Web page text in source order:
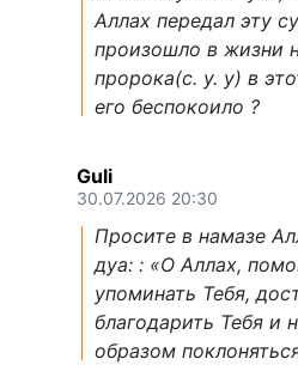
Аллах передал эту
произошло в жизни
пророка(с. у. у) в
его беспокоило ?
Guli
30.07.2026 20:30
Просите в намазе
дуа: : «О Аллах,
упоминать Тебя,
благодарить Тебя и
образом